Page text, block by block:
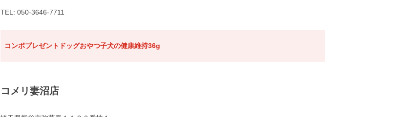
TEL: 050-3646-7711
コンボプレゼントドッグおやつ子犬の健康維持36g
コメリ妻沼店